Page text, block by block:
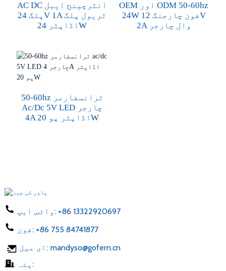
AC DC انٹرچینج ایبل
پلگ 24V 1A ٹریول پلگ
اڈاپٹر 24W
OEM اور ODM 50-60hz
24W فون چارجنگ 12V
2A وال چارجر
50-60hz ٹرانسفارمر
Ac/dc 5V LED چارجر
4A اڈاپٹر پو 20W
واٹس ایپ: +86 13322920697
فون: +86 755 84741877
ای میل: mandyso@gofern.cn
پتہ: